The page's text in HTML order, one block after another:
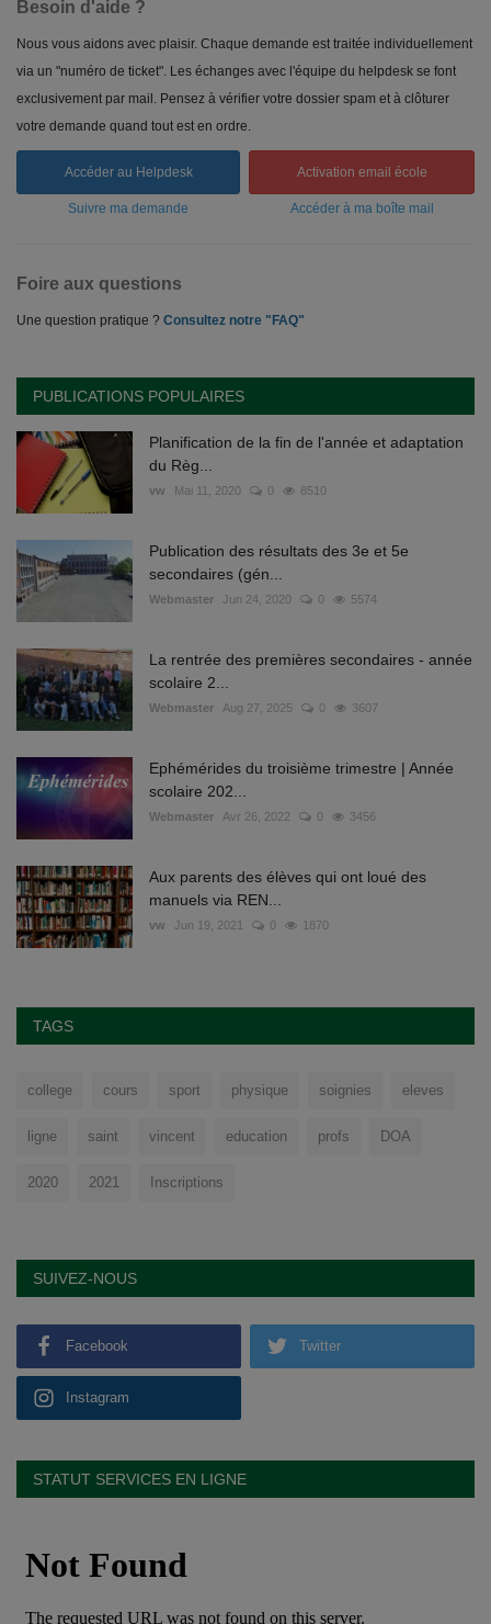
Besoin d'aide ?
Nous vous aidons avec plaisir. Chaque demande est traitée individuellement
via un "numéro de ticket". Les échanges avec l'équipe du helpdesk se font
exclusivement par mail. Pensez à vérifier votre dossier spam et à clôturer
votre demande quand tout est en ordre.
Accéder au Helpdesk Activation email école
Suivre ma demande Accéder à ma boîte mail
Foire aux questions
Une question pratique ? Consultez notre "FAQ"
PUBLICATIONS POPULAIRES
Planification de la fin de l'année et adaptation
du Règ...
vw Mai 11, 2020 0 8510
Publication des résultats des 3e et 5e
secondaires (gén...
Webmaster Jun 24, 2020 0 5574
La rentrée des premières secondaires - année
scolaire 2...
Webmaster Aug 27, 2025 0 3607
Ephémérides du troisième trimestre | Année
scolaire 202...
Webmaster Avr 26, 2022 0 3456
Aux parents des élèves qui ont loué des
manuels via REN...
vw Jun 19, 2021 0 1870
TAGS
college cours sport physique soignies eleves
ligne saint vincent education profs DOA
2020 2021 Inscriptions
SUIVEZ-NOUS
Facebook Twitter
Instagram
STATUT SERVICES EN LIGNE